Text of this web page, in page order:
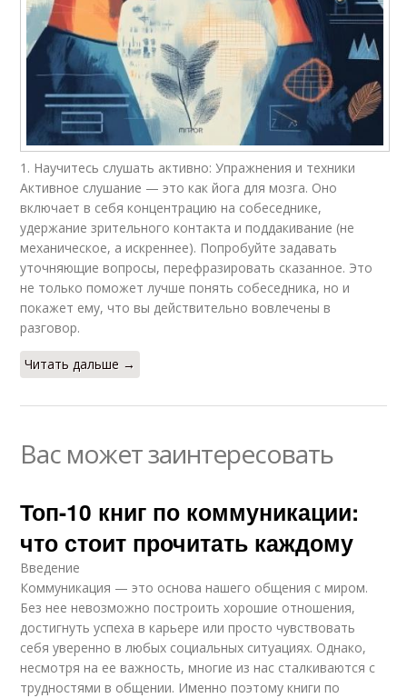
1. Научитесь слушать активно: Упражнения и техники
Активное слушание — это как йога для мозга. Оно
включает в себя концентрацию на собеседнике,
удержание зрительного контакта и поддакивание (не
механическое, а искреннее). Попробуйте задавать
уточняющие вопросы, перефразировать сказанное. Это
не только поможет лучше понять собеседника, но и
покажет ему, что вы действительно вовлечены в
разговор.
Читать дальше →
Вас может заинтересовать
Топ-10 книг по коммуникации:
что стоит прочитать каждому
Введение
Коммуникация — это основа нашего общения с миром.
Без нее невозможно построить хорошие отношения,
достигнуть успеха в карьере или просто чувствовать
себя уверенно в любых социальных ситуациях. Однако,
несмотря на ее важность, многие из нас сталкиваются с
трудностями в общении. Именно поэтому книги по